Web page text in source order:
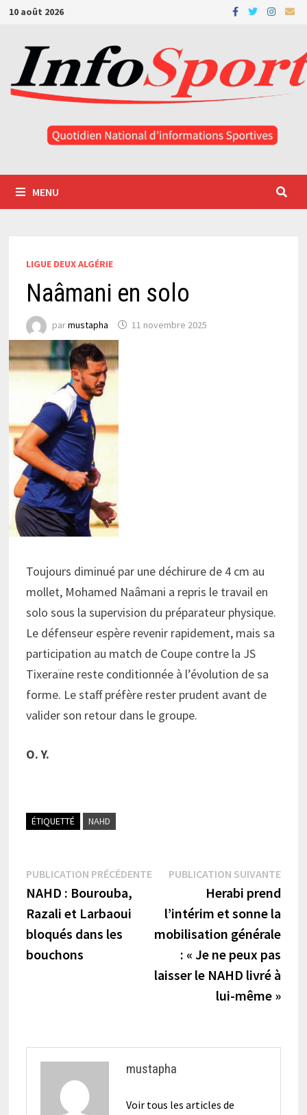
Passer
contenu
10 août 2026
MENU
LIGUE DEUX ALGÉRIE
Naâmani en solo
parmustapha 11 novembre 2025
Toujours diminué par une déchirure de 4 cm au
mollet, Mohamed Naâmani a repris le travail en
solo sous la supervision du préparateur physique.
Le défenseur espère revenir rapidement, mais sa
participation au match de Coupe contre la JS
Tixeraïne reste conditionnée à l’évolution de sa
forme. Le staff préfère rester prudent avant de
valider son retour dans le groupe.
O. Y.
ÉTIQUETTÉ NAHD
Navigation
de
l’article
PUBLICATION PRÉCÉDENTEPublication
précédente :
NAHD : Bourouba,
Razali et Larbaoui
bloqués dans les
bouchons
PUBLICATION SUIVANTE
Herabi prend
l’intérim et sonne la
mobilisation générale
: « Je ne peux pas
laisser le NAHD livré à
lui-même »
mustapha
Voir tous les articles de